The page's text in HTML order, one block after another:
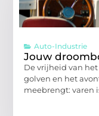
Auto-Industrie
Jouw
De vrijheid van
golven en het
meebrengt: varen